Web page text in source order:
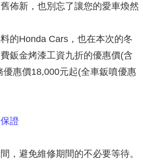
佈新，也別忘了讓您的愛車煥然
的Honda Cars，也在本次的冬
鈑金烤漆工資九折的優惠價(含
惠價18,000元起(全車鈑噴優惠
證
，避免維修期間的不必要等待。